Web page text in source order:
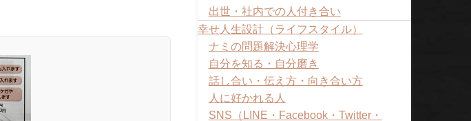
出世・社内での人付き合い
幸せ人生設計（ライフスタイル）
ナミの問題解決心理学
自分を知る・自分磨き
話し合い・伝え方・向き合い方
人に好かれる人
SNS（LINE・Facebook・Twitter・